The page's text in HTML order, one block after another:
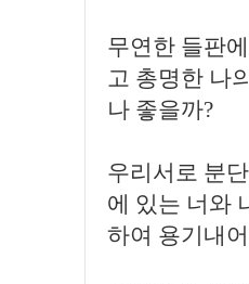
무연한 들판
고 총명한 나
나 좋을까?
우리서로 분
에 있는 너와
하여 용기내